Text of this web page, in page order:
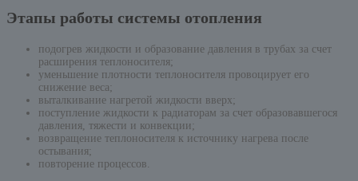
Этапы работы системы отопления
подогрев жидкости и образование давления в трубах за счет
расширения теплоносителя;
уменьшение плотности теплоносителя провоцирует его
снижение веса;
выталкивание нагретой жидкости вверх;
поступление жидкости к радиаторам за счет образовавшегося
давления, тяжести и конвекции;
возвращение теплоносителя к источнику нагрева после
остывания;
повторение процессов.